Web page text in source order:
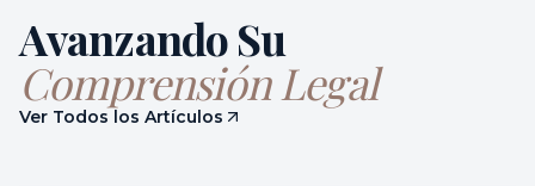
Avanzando Su
Comprensión Legal
Ver Todos los Artículos